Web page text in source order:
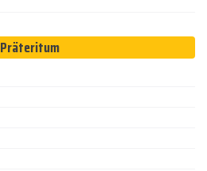
Präteritum